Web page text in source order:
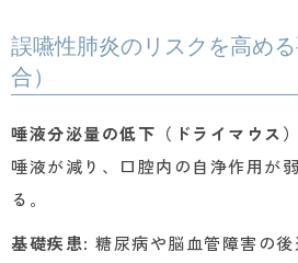
誤嚥性肺炎のリスクを高め
合）
唾液分泌量の低下（ドライマウス）
唾液が減り、口腔内の自浄作用が
る。
基礎疾患: 糖尿病や脳血管障害の後